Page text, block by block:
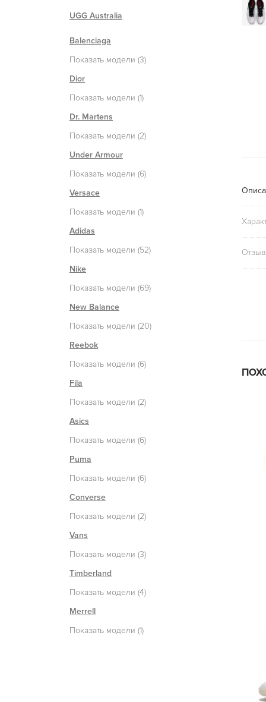
UGG Australia
Balenciaga
Показать модели (3)
Dior
Показать модели (1)
Dr. Martens
Показать модели (2)
Under Armour
Показать модели (6)
Versace
Показать модели (1)
Adidas
Показать модели (52)
Nike
Показать модели (69)
New Balance
Показать модели (20)
Reebok
Показать модели (6)
Fila
Показать модели (2)
Asics
Показать модели (6)
Puma
Показать модели (6)
Converse
Показать модели (2)
Vans
Показать модели (3)
Timberland
Показать модели (4)
Merrell
Показать модели (1)